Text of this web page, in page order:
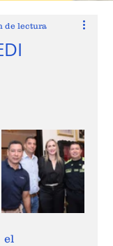
de lectura
el